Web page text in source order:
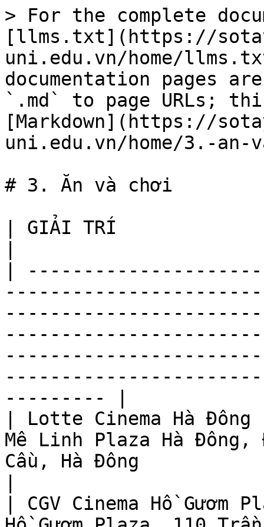
> For the complete documentation index, see [llms.txt](https://sotaysv.phenikaa-uni.edu.vn/home/llms.txt). Markdown versions of documentation pages are available by appending `.md` to page URLs; this page is available as [Markdown](https://sotaysv.phenikaa-uni.edu.vn/home/3.-an-va-choi.md).

# 3. Ăn và chơi

| GIẢI TRÍ                               | Địa chỉ                                                                                                                                                                                                                                                                    |
| -------------------------------------- | -------------------------------------------------------------------------------------------------------------------------------------------------------------------------------------------------------------------------------------------------------------------------- |
| Lotte Cinema Hà Đông                   | Tầng 4, Mê Linh Plaza Hà Đông, Đường Tô Hiệu, phường Hà Cầu, Hà Đông                                                                                                                                                                                                       |
| CGV Cinema Hồ Gươm Plaza               | Tầng 3, Hồ Gươm Plaza, 110 Trần Phú, p Mỗ Lao, Hà Đông                                                                                                                                                                                                                     |
| CGV AEON Mall                          | Tầng 3, TTTM AeonMall Hà Đông                                                                                                                                                                                                                                              |
| TRUNG TÂM VUI CHƠI, MUA SẮM            |                                                                                                                                                                                                                                                                            |
| Big C Hà Đông                          | Tầng 2, Hồ Gươm Plaza, 110 Trần Phú, Mỗ Lao, Hà Đông                                                                                                                                                                                                                       |
| Co.op Mart                             | Km 10, Trần Phú, Mỗ Lao, Hà Đông                                                                                                                                                                                                                                           |
| AEON Mall Hà Đông                      | Tổ dân phố Hoàng Văn Thụ, Phường Dương Nội, Quận Hà Đông, Thành phố Hà Nội                                                                                                                                                                                                 |
| THỂ THAO                               |                                                                                                                                                                                                                                                                            |
| Bể bơi HH2 Xuân Mai Complex            | Cách trường 500m                                                                                                                                                                                                                                                           |
| Bể bơi Phenikaa                        | Trong trường (nhà thi đấu đa năng C1)                                                                                                                                                                                                                                      |
| CT7, CT8 Spark Dương Nội               |                                                                                                                                                                                                                                                                            |
| Phòng tập gym Metro                    | [Melinh Plaza Hà Đông](https://www.google.com/search?output=search\&q=Melinh+Plaza+H%C3%A0+%C4%90%C3%B4ng\&ludocid=12843426708832986304\&gsas=1\&lsig=AB86z5XlIY0AFLkS9azU7H-cMm_r\&sa=X\&ved=2ahUKEwju3r_i45HyAhUuG6YKHb39A-8Q8G0oADAFegQIEhAB) - Hà Cầu, Hà Đông, Hà Nội |
| Sân đá bóng của trường PHENIKAA        | Trong trường                                                                                                                                                                                                                                                               |
| Nhà Thi đấu đa năng Phenikaa